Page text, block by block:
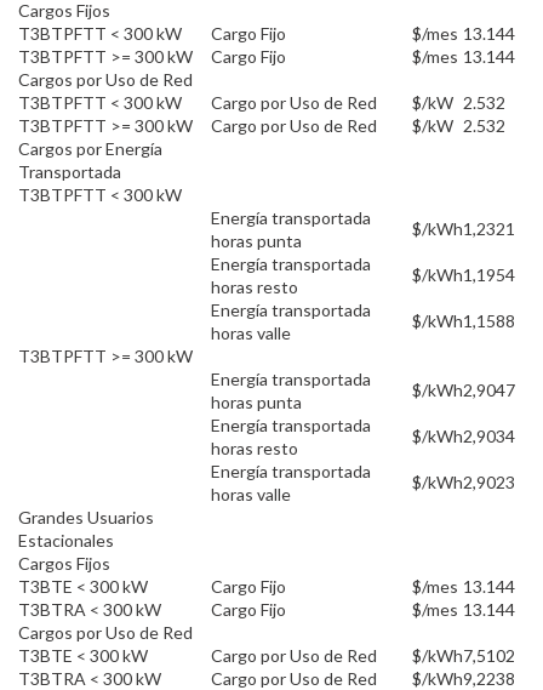
Cargos Fijos
T3BTPFTT < 300 kW
Cargo Fijo $/mes 13.144
T3BTPFTT >= 300 kW
Cargo Fijo $/mes 13.144
Cargos por Uso de Red
T3BTPFTT < 300 kW
Cargo por Uso de Red $/kW 2.532
T3BTPFTT >= 300 kW
Cargo por Uso de Red $/kW 2.532
Cargos por Energía
Transportada
T3BTPFTT < 300 kW
Energía transportada
horas punta
$/kWh1,2321
Energía transportada
horas resto
$/kWh1,1954
Energía transportada
horas valle
$/kWh1,1588
T3BTPFTT >= 300 kW
Energía transportada
horas punta
$/kWh2,9047
Energía transportada
horas resto
$/kWh2,9034
Energía transportada
horas valle
$/kWh2,9023
Grandes Usuarios
Estacionales
Cargos Fijos
T3BTE < 300 kW
Cargo Fijo $/mes 13.144
T3BTRA < 300 kW
Cargo Fijo $/mes 13.144
Cargos por Uso de Red
T3BTE < 300 kW
Cargo por Uso de Red $/kWh7,5102
T3BTRA < 300 kW
Cargo por Uso de Red $/kWh9,2238